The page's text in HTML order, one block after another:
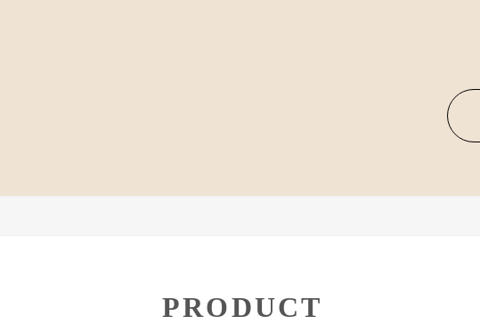
PRODUCT